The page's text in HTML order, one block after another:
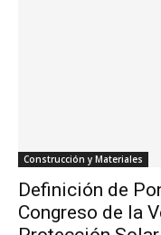
Construcción y Materiales
Definición de
Congreso de la